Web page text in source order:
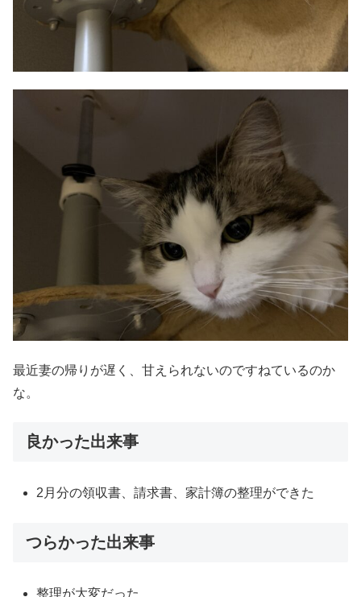
最近妻の帰りが遅く、甘えられないのですねているのか
な。
良かった出来事
2月分の領収書、請求書、家計簿の整理ができた
つらかった出来事
整理が大変だった